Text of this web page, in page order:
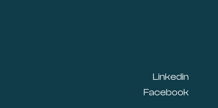
Linkedin
Facebook